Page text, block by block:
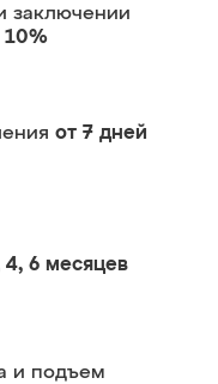
заключении
10%
от 7 дней
4, 6 месяцев
и подъем